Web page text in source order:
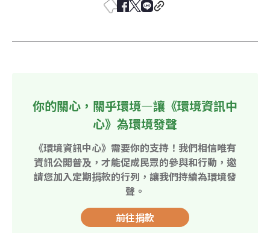
你的關心，關乎環境—讓《環境資訊中
心》為環境發聲
《環境資訊中心》需要你的支持！我們相信唯有
資訊公開普及，才能促成民眾的參與和行動，邀
請您加入定期捐款的行列，讓我們持續為環境發
聲。
前往捐款